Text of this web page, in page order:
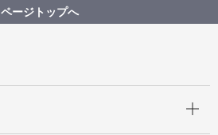
ページトップへ